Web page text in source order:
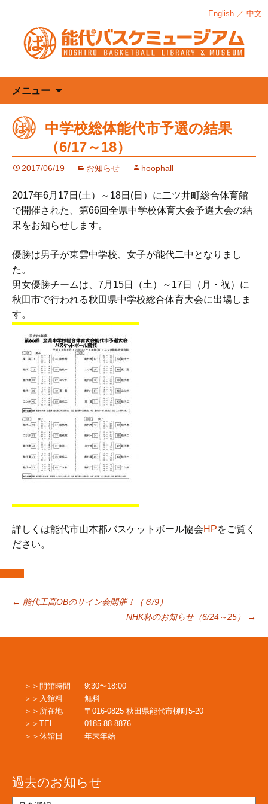
English ／ 中文
メニュー
ン
ツ
へ
ス
キ
中学校総体能代市予選の結果
（6/17～18）
2017/06/19 お知らせ hoophall
2017年6月17日(土）～18日(日）に二ツ井町総合体育館
で開催された、第66回全県中学校体育大会予選大会の結
果をお知らせします。
優勝は男子が東雲中学校、女子が能代二中となりまし
た。
男女優勝チームは、7月15日（土）～17日（月・祝）に
秋田市で行われる秋田県中学校総合体育大会に出場しま
す。
詳しくは能代市山本郡バスケットボール協会HPをご覧く
ださい。
投
稿
ナ
ビ
ー
← 能代工高OBのサイン会開催！（６/9）
NHK杯のお知らせ（6/24～25）
→
開館時間
9:30〜18:00
入館料
無料
所在地
〒016-0825 秋田県能代市柳町5-20
TEL
0185-88-8876
休館日
年末年始
過去のお知らせ